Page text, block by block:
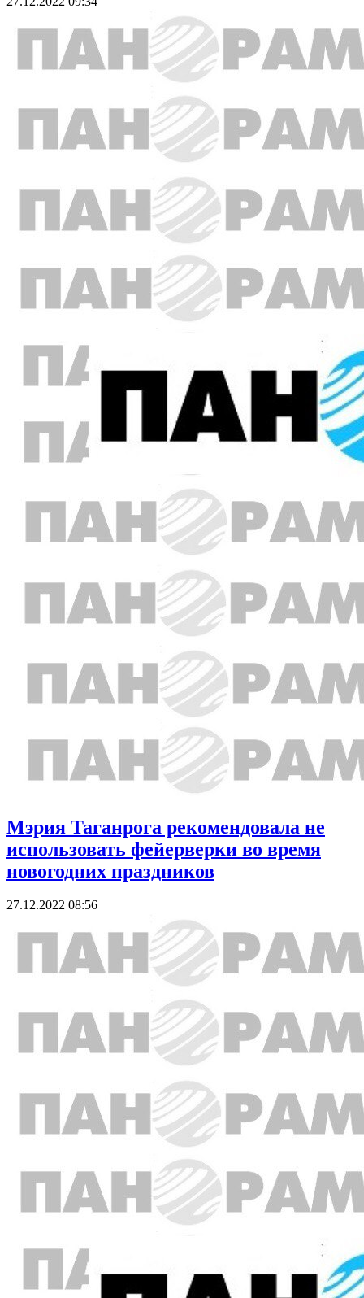
Мэрия Таганрога рекомендовала не
использовать фейерверки во время
новогодних праздников
27.12.2022 08:56